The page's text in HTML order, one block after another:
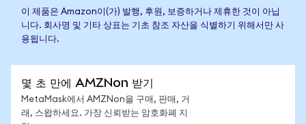
이 제품은 Amazon이(가) 발행, 후원, 보증하거나 제휴한 것이 아닙
니다. 회사명 및 기타 상표는 기초 참조 자산을 식별하기 위해서만 사
용됩니다.
몇 초 만에 AMZNon 받기
MetaMask에서 AMZNon을 구매, 판매, 거
래, 스왑하세요. 가장 신뢰받는 암호화폐 지